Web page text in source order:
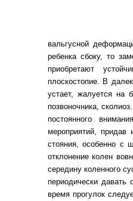
вальгусной
ребенка сбоку, то
приобретают
плоскостопие. В
устает, жалуется на
позвоночника,
постоянного
мероприятий, придав
стояния, особенно с
отклонение колен
середину коленного
периодически давать
время прогулок